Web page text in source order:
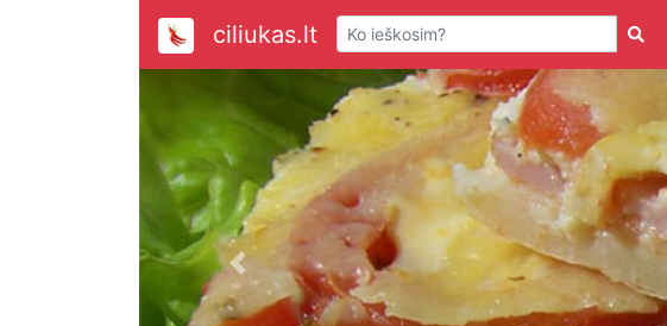
ciliukas.lt
Previous